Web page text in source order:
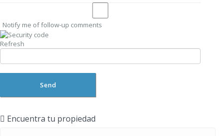
Notify me of follow-up comments
Refresh
Send
Encuentra tu propiedad